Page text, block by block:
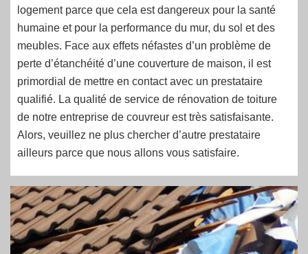
logement parce que cela est dangereux pour la santé
humaine et pour la performance du mur, du sol et des
meubles. Face aux effets néfastes d’un problème de
perte d’étanchéité d’une couverture de maison, il est
primordial de mettre en contact avec un prestataire
qualifié. La qualité de service de rénovation de toiture
de notre entreprise de couvreur est très satisfaisante.
Alors, veuillez ne plus chercher d’autre prestataire
ailleurs parce que nous allons vous satisfaire.